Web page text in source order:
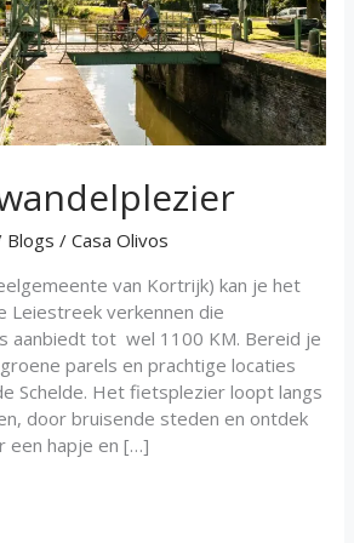
Blogs /Casa Olivos
van Kortrijk) kan je het
Leiestreek verkennen die
aanbiedt tot wel 1100 KM. Bereid je
parels en prachtige locaties
Schelde. Het fietsplezier loopt langs
door bruisende steden en ontdek
een hapje en […]